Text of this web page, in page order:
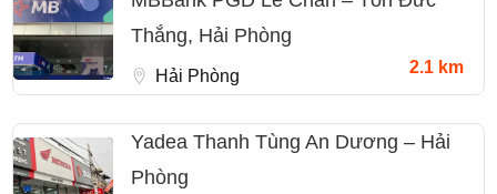
Thắng, Hải Phòng
Hải Phòng 2.1 km
Yadea Thanh Tùng An Dương – Hải
Phòng